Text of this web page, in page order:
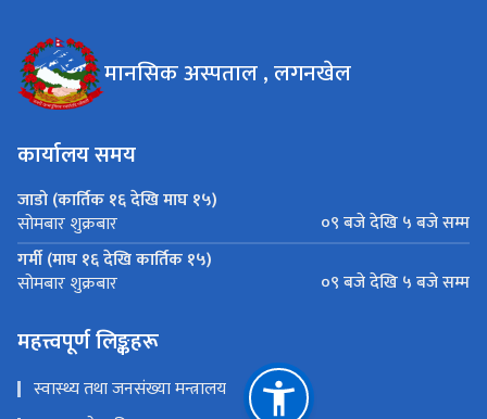
मानसिक अस्पताल , लगनखेल
कार्यालय समय
जाडो (कार्तिक १६ देखि माघ १५)
सोमबार शुक्रबार
०९ बजे देखि ५ बजे सम्म
गर्मी (माघ १६ देखि कार्तिक १५)
सोमबार शुक्रबार ०९ बजे देखि ५ बजे सम्म
महत्त्वपूर्ण लिङ्कहरू
स्वास्थ्य तथा जनसंख्या मन्त्र‍ालय